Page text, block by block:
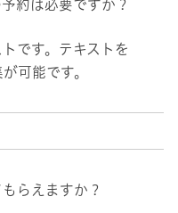
約は必要ですか？
です。テキストを
可能です。
らえますか？